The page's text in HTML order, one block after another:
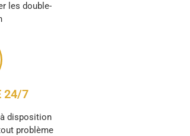
les double-
24/7
disposition
problème